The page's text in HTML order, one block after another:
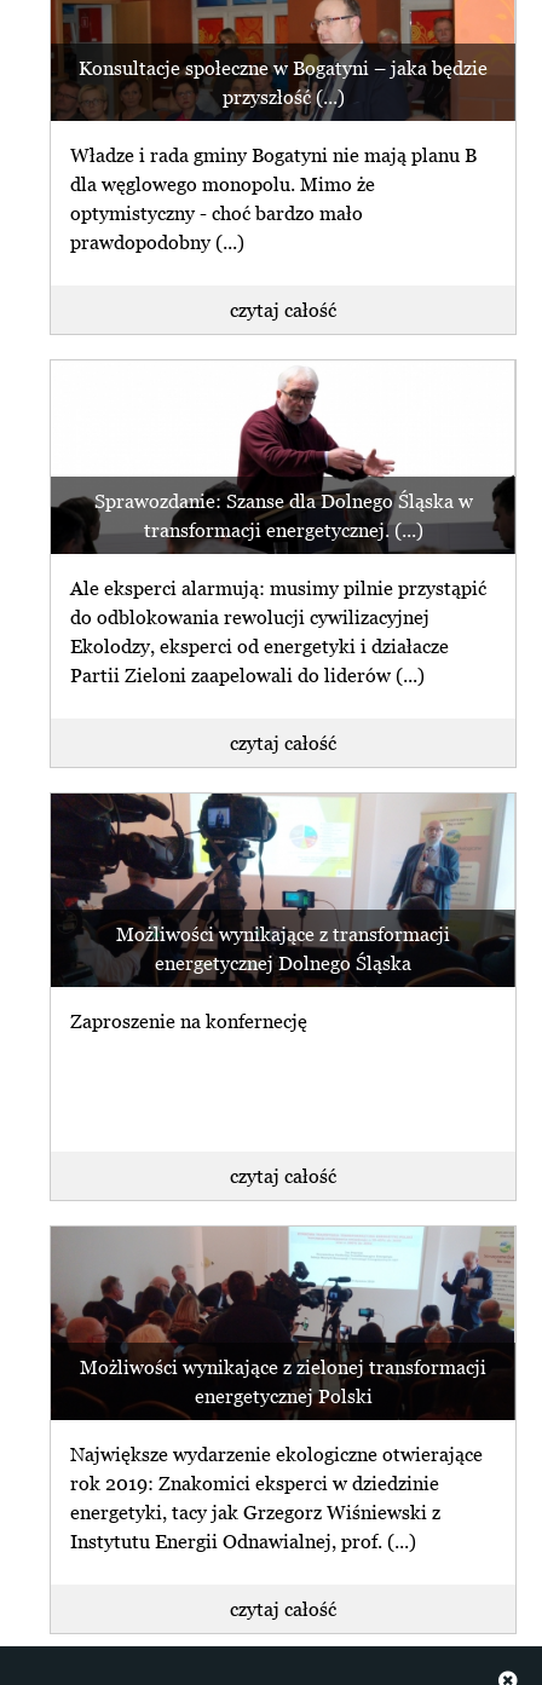
Konsultacje społeczne w Bogatyni – jaka będzie
przyszłość (...)
Władze i rada gminy Bogatyni nie mają planu B
dla węglowego monopolu. Mimo że
optymistyczny - choć bardzo mało
prawdopodobny (...)
czytaj całość
Sprawozdanie: Szanse dla Dolnego Śląska w
transformacji energetycznej. (...)
Ale eksperci alarmują: musimy pilnie przystąpić
do odblokowania rewolucji cywilizacyjnej
Ekolodzy, eksperci od energetyki i działacze
Partii Zieloni zaapelowali do liderów (...)
czytaj całość
Możliwości wynikające z transformacji
energetycznej Dolnego Śląska
Zaproszenie na konfernecję
czytaj całość
Możliwości wynikające z zielonej transformacji
energetycznej Polski
Największe wydarzenie ekologiczne otwierające
rok 2019: Znakomici eksperci w dziedzinie
energetyki, tacy jak Grzegorz Wiśniewski z
Instytutu Energii Odnawialnej, prof. (...)
czytaj całość